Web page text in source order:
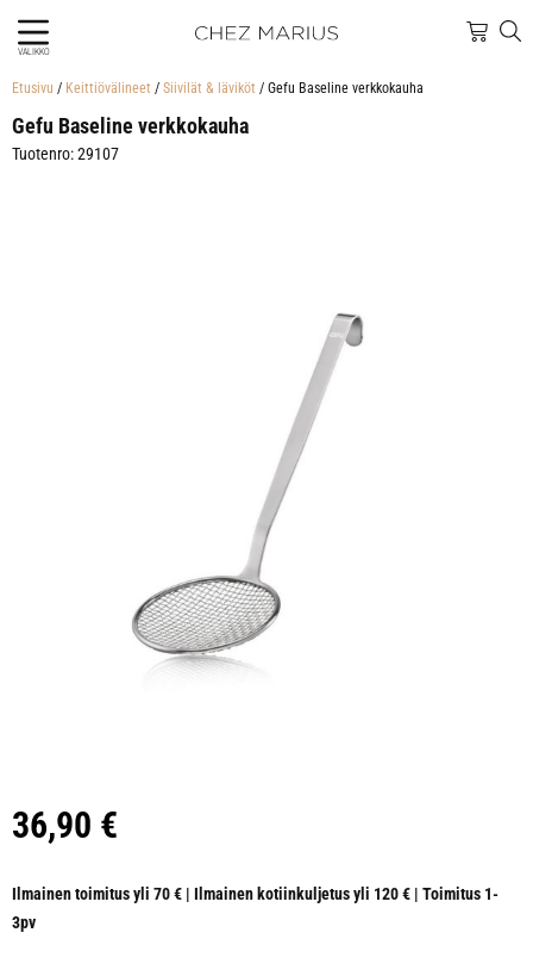
VALIKKO
Etusivu / Keittiövälineet / Siivilät & läviköt / Gefu Baseline verkkokauha
Gefu Baseline verkkokauha
Tuotenro: 29107
36,90 €
Ilmainen toimitus yli 70 € | Ilmainen kotiinkuljetus yli 120 € | Toimitus 1-
3pv